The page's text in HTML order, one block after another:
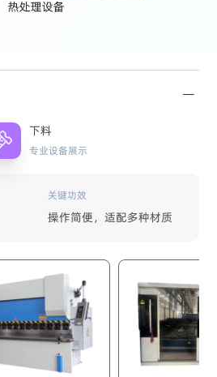
下料
专业设备展示
关键功效
操作简便，适配多种材质